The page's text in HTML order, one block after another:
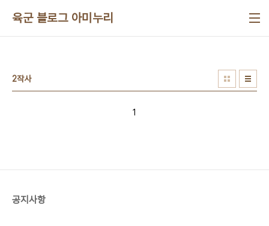
육군 블로그 아미누리
2작사
1
공지사항